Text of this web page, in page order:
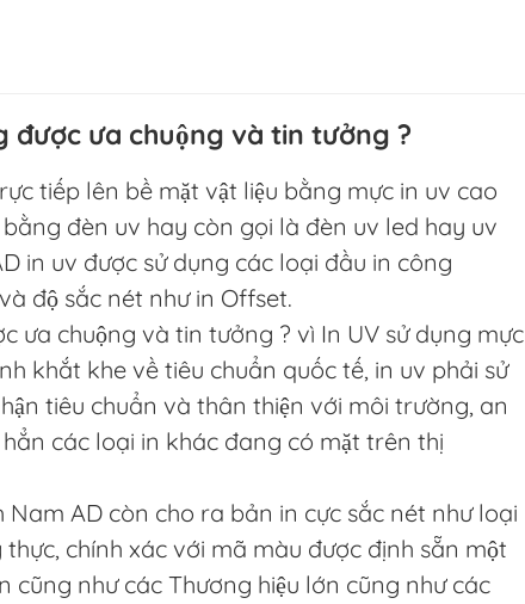
được ưa chuộng và tin tưởng ?
tiếp lên bề mặt vật liệu bằng mực in uv cao
đèn uv hay còn gọi là đèn uv led hay uv
in uv được sử dụng các loại đầu in công
độ sắc nét như in Offset.
ưa chuộng và tin tưởng ? vì In UV sử dụng mực
khắt khe về tiêu chuẩn quốc tế, in uv phải sử
tiêu chuẩn và thân thiện với môi trường, an
các loại in khác đang có mặt trên thị
Nam AD còn cho ra bản in cực sắc nét như loại
chính xác với mã màu được định sẵn một
cũng như các Thương hiệu lớn cũng như các